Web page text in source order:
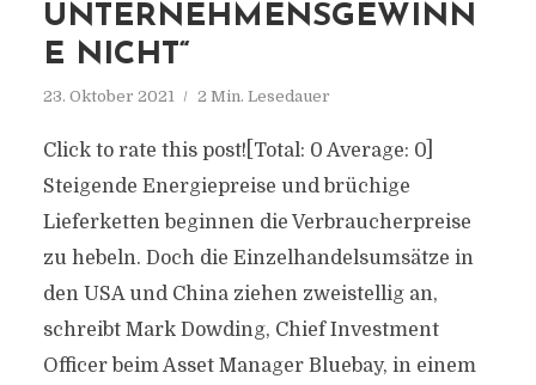
UNTERNEHMENSGEWINN
E NICHT“
23. Oktober 2021 2 Min. Lesedauer
Click to rate this post![Total: 0 Average: 0]
Steigende Energiepreise und brüchige
Lieferketten beginnen die Verbraucherpreise
zu hebeln. Doch die Einzelhandelsumsätze in
den USA und China ziehen zweistellig an,
schreibt Mark Dowding, Chief Investment
Officer beim Asset Manager Bluebay, in einem